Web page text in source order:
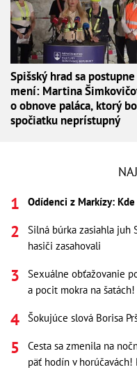
Spišský hrad sa postupne
mení: Martina
o obnove paláca, ktorý
spočiatku neprístupný
Odídenci z Markízy:
Silná búrka zasiahla juh
hasiči zasahovali
Sexuálne obťažovanie
a pocit mokra na
Šokujúce slová Borisa
Cesta sa zmenila na
päť hodín v horúčavách!